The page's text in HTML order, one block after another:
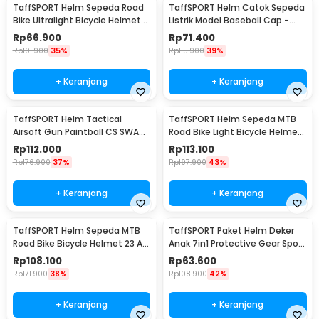
TaffSPORT Helm Sepeda Road
Bike Ultralight Bicycle Helmet
18 Air Vent - X40
Rp66.900
Rp101.900 35%
+ Keranjang
TaffSPORT Helm Catok Sepeda
Listrik Model Baseball Cap -
U25
Rp71.400
Rp115.900 39%
+ Keranjang
TaffSPORT Helm Tactical
Airsoft Gun Paintball CS SWAT
Helmet - MICH2000
Rp112.000
Rp176.900 37%
+ Keranjang
TaffSPORT Helm Sepeda MTB
Road Bike Light Bicycle Helmet
19 Air Vent - X15
Rp113.100
Rp197.900 43%
+ Keranjang
TaffSPORT Helm Sepeda MTB
Road Bike Bicycle Helmet 23 Air
Vent - Z10
Rp108.100
Rp171.900 38%
+ Keranjang
TaffSPORT Paket Helm Deker
Anak 7in1 Protective Gear Sport
Activity - K25
Rp63.600
Rp108.900 42%
+ Keranjang